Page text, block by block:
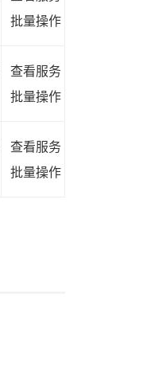
批量操作
查看服务
批量操作
查看服务
批量操作